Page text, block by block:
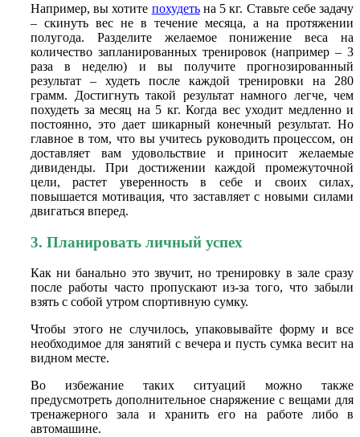
Например, вы хотите похудетьна 5 кг. Ставьте себе задачу
– скинуть вес не в течение месяца, а на протяжении
полугода. Разделите желаемое понижение веса на
количество запланированных тренировок (например – 3
раза в неделю) и вы получите прогнозированный
результат – худеть после каждой тренировки на 280
грамм. Достигнуть такой результат намного легче, чем
похудеть за месяц на 5 кг. Когда вес уходит медленно и
постоянно, это дает шикарный конечный результат. Но
главное в том, что вы учитесь руководить процессом, он
доставляет вам удовольствие и приносит желаемые
дивиденды. При достижении каждой промежуточной
цели, растет уверенность в себе и своих силах,
повышается мотивация, что заставляет с новыми силами
двигаться вперед.
3. Планировать личный успех
Как ни банально это звучит, но тренировку в зале сразу
после работы часто пропускают из-за того, что забыли
взять с собой утром спортивную сумку.
Чтобы этого не случилось, упаковывайте форму и все
необходимое для занятий с вечера и пусть сумка весит на
видном месте.
Во избежание таких ситуаций можно также
предусмотреть дополнительное снаряжение с вещами для
тренажерного зала и хранить его на работе либо в
автомашине.